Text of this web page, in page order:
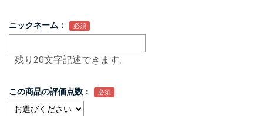
ニックネーム：
残り20文字記述できます。
この商品の評価点数：